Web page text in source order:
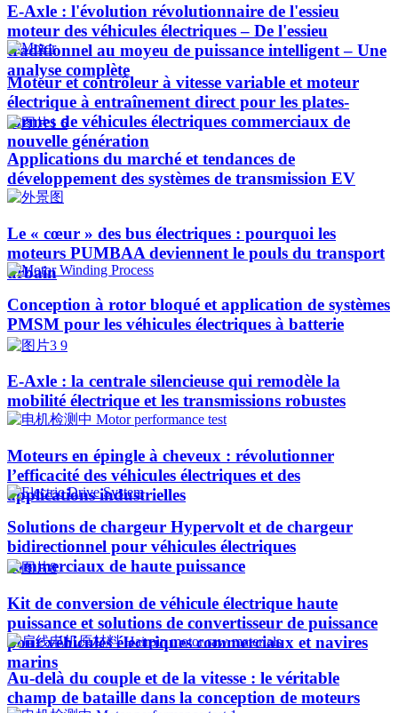
E-Axle : l'évolution révolutionnaire de l'essieu
moteur des véhicules électriques – De l'essieu
traditionnel au moyeu de puissance intelligent – Une
analyse complète
Moteur et contrôleur à vitesse variable et moteur
électrique à entraînement direct pour les plates-
formes de véhicules électriques commerciaux de
nouvelle génération
Applications du marché et tendances de
développement des systèmes de transmission EV
Le « cœur » des bus électriques : pourquoi les
moteurs PUMBAA deviennent le pouls du transport
urbain
Conception à rotor bloqué et application de systèmes
PMSM pour les véhicules électriques à batterie
E-Axle : la centrale silencieuse qui remodèle la
mobilité électrique et les transmissions robustes
Moteurs en épingle à cheveux : révolutionner
l’efficacité des véhicules électriques et des
applications industrielles
Solutions de chargeur Hypervolt et de chargeur
bidirectionnel pour véhicules électriques
commerciaux de haute puissance
Kit de conversion de véhicule électrique haute
puissance et solutions de convertisseur de puissance
pour véhicules électriques commerciaux et navires
marins
Au-delà du couple et de la vitesse : le véritable
champ de bataille dans la conception de moteurs